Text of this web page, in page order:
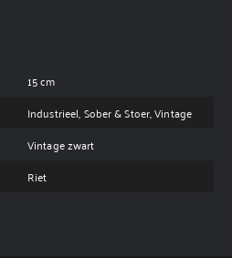
15 cm
Industrieel, Sober & Stoer, Vintage
Vintage zwart
Riet